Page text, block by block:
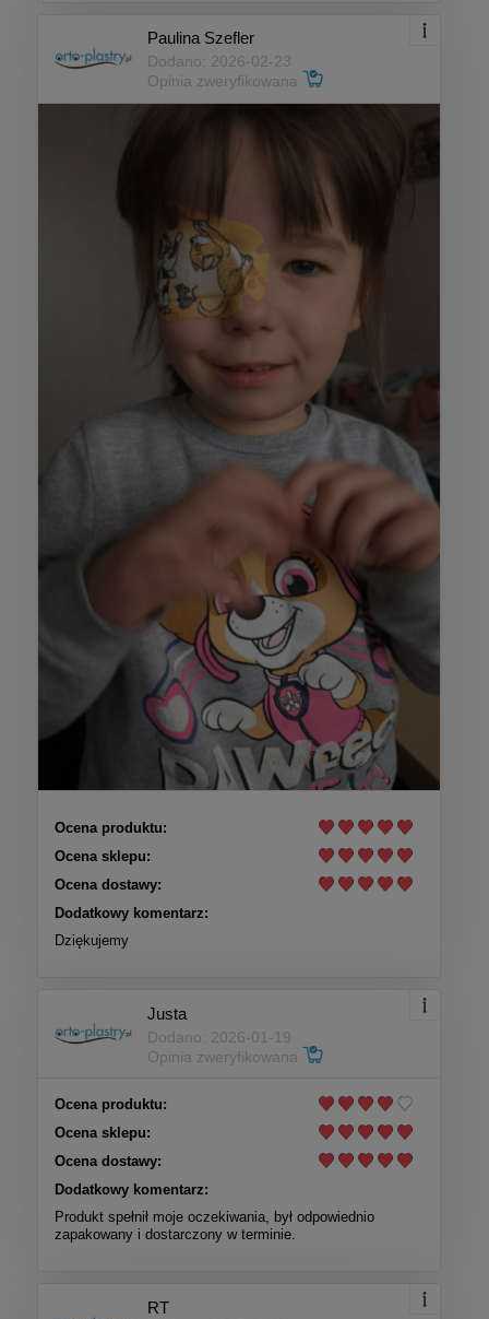
Paulina Szefler
Dodano: 2026-02-23
Opinia zweryfikowana
Ocena produktu:
Ocena sklepu:
Ocena dostawy:
Dodatkowy komentarz:
Dziękujemy
Justa
Dodano: 2026-01-19
Opinia zweryfikowana
Ocena produktu:
Ocena sklepu:
Ocena dostawy:
Dodatkowy komentarz:
Produkt spełnił moje oczekiwania, był odpowiednio
zapakowany i dostarczony w terminie.
RT